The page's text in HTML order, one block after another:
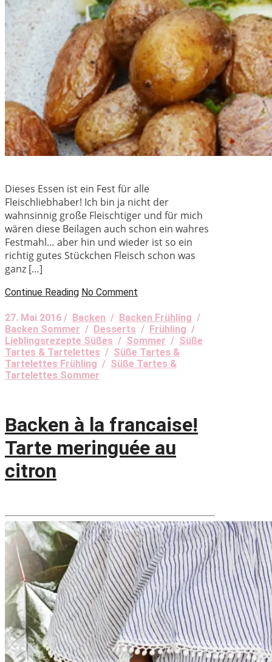
Dieses Essen ist ein Fest für alle
Fleischliebhaber! Ich bin ja nicht der
wahnsinnig große Fleischtiger und für mich
wären diese Beilagen auch schon ein wahres
Festmahl… aber hin und wieder ist so ein
richtig gutes Stückchen Fleisch schon was
ganz […]
Continue Reading No Comment
27. Mai 2016 / Backen / Backen Frühling /
Backen Sommer / Desserts / Frühling /
Lieblingsrezepte Süßes / Sommer / Süße
Tartes & Tartelettes / Süße Tartes &
Tartelettes Frühling / Süße Tartes &
Tartelettes Sommer
Backen à la francaise!
Tarte meringuée au
citron